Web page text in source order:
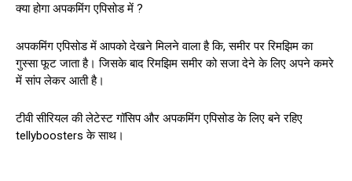
क्या होगा अपकमिंग एपिसोड में ?
अपकमिंग एपिसोड में आपको देखने मिलने वाला है कि, समीर पर रिमझिम का
गुस्सा फूट जाता है। जिसके बाद रिमझिम समीर को सजा देने के लिए अपने कमरे
में सांप लेकर आती है।
टीवी सीरियल की लेटेस्ट गॉसिप और अपकमिंग एपिसोड के लिए बने रहिए
tellyboosters के साथ।